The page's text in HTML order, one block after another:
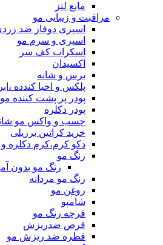
مایع لنز
مراقبت و زیبایی مو
اسپری دوفاز ضد
اسپری و سرم مو
اسکراب کف سر
اکسیدان
برس و شانه
پلکس و احیا کندده
پودر پر پشت کننده مو
پودر دکلره
چسب و واکس مو
خرید کراتین برزیلی
دکو کرم،کرم دکلره و
رنگ مو
رنگ مو بدون
رنگ مو مردانه
روغن مو
شامپو
فرچه رنگ مو
قرص ضدریزش
قطره ضد ریزش مو